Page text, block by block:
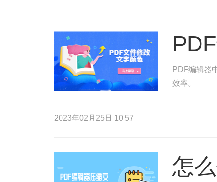
PDF编辑器
效率。
2023年02月25日 10:57
怎